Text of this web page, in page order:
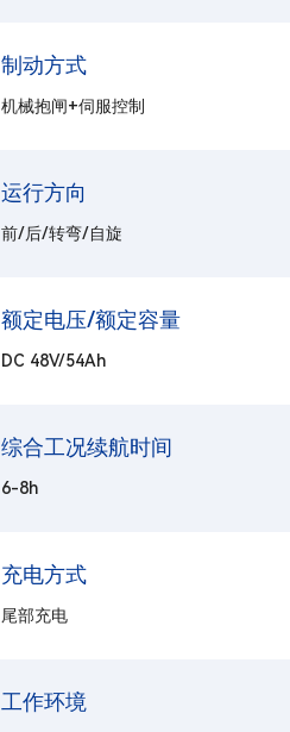
制动方式
机械抱闸+伺服控制
运行方向
前/后/转弯/自旋
额定电压/额定容量
DC 48V/54Ah
综合工况续航时间
6-8h
充电方式
尾部充电
工作环境